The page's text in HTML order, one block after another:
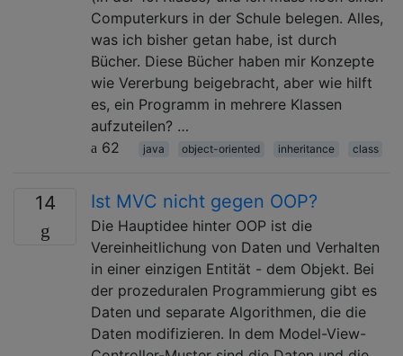
Computerkurs in der Schule belegen. Alles,
was ich bisher getan habe, ist durch
Bücher. Diese Bücher haben mir Konzepte
wie Vererbung beigebracht, aber wie hilft
es, ein Programm in mehrere Klassen
aufzuteilen? …
62
java object-oriented inheritance class
14 Ist MVC nicht gegen OOP?
Die Hauptidee hinter OOP ist die
Vereinheitlichung von Daten und Verhalten
in einer einzigen Entität - dem Objekt. Bei
der prozeduralen Programmierung gibt es
Daten und separate Algorithmen, die die
Daten modifizieren. In dem Model-View-